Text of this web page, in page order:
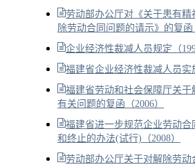
劳动部办公厅对《关于患有
除劳动合同问题的请示》的复函
企业经济性裁减人员规定（
福建省企业经济性裁减人员实
福建省劳动和社会保障厅关
有关问题的复函（2006）
福建省进一步规范企业劳动
和终止的办法(试行)（2008）
劳动部办公厅关于对解除劳动